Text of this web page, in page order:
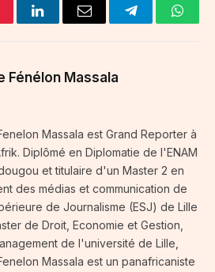
LinkedInEmail Telegram
Fénélon Massala
Massala est Grand Reporter à
Diplômé en Diplomatie de l'ENAM
et titulaire d'un Master 2 en
des médias et communication de
de Journalisme (ESJ) de Lille
de Droit, Economie et Gestion,
de l'université de Lille,
Massala est un panafricaniste